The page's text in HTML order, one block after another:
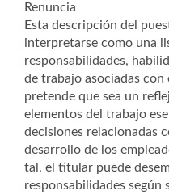
Renuncia
Esta descripción del
interpretarse como una
responsabilidades,
de trabajo asociadas con
pretende que sea un
elementos del trabajo
decisiones relacionadas
desarrollo de los
tal, el titular puede
responsabilidades según